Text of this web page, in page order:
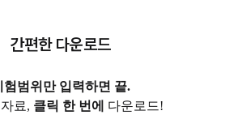
간편한 다운로드
험범위만 입력하면 끝.
료, 클릭 한 번에 다운로드!